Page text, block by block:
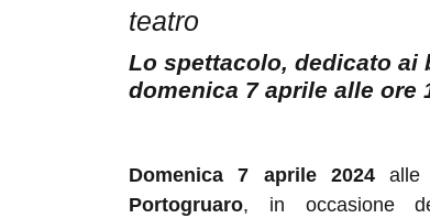
teatro
Lo spettacolo, dedicato ai
domenica 7 aprile alle ore
Domenica7 aprile2024 alle
Portogruaro, in occasione